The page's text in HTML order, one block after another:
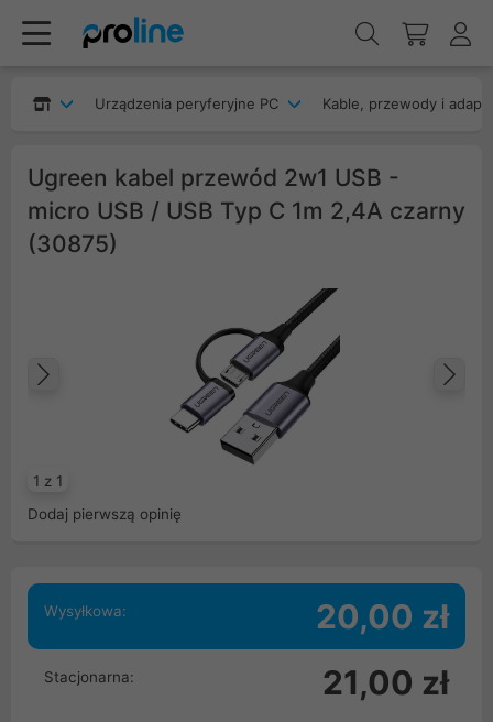
Urządzenia peryferyjne PC Kable, przewody i
Ugreen kabel przewód 2w1 USB -
micro USB / USB Typ C 1m 2,4A czarny
(30875)
1 z 1
Poprzedni
Dodaj pierwszą opinię
Wysyłkowa: 20,00 zł
Stacjonarna: 21,00 zł